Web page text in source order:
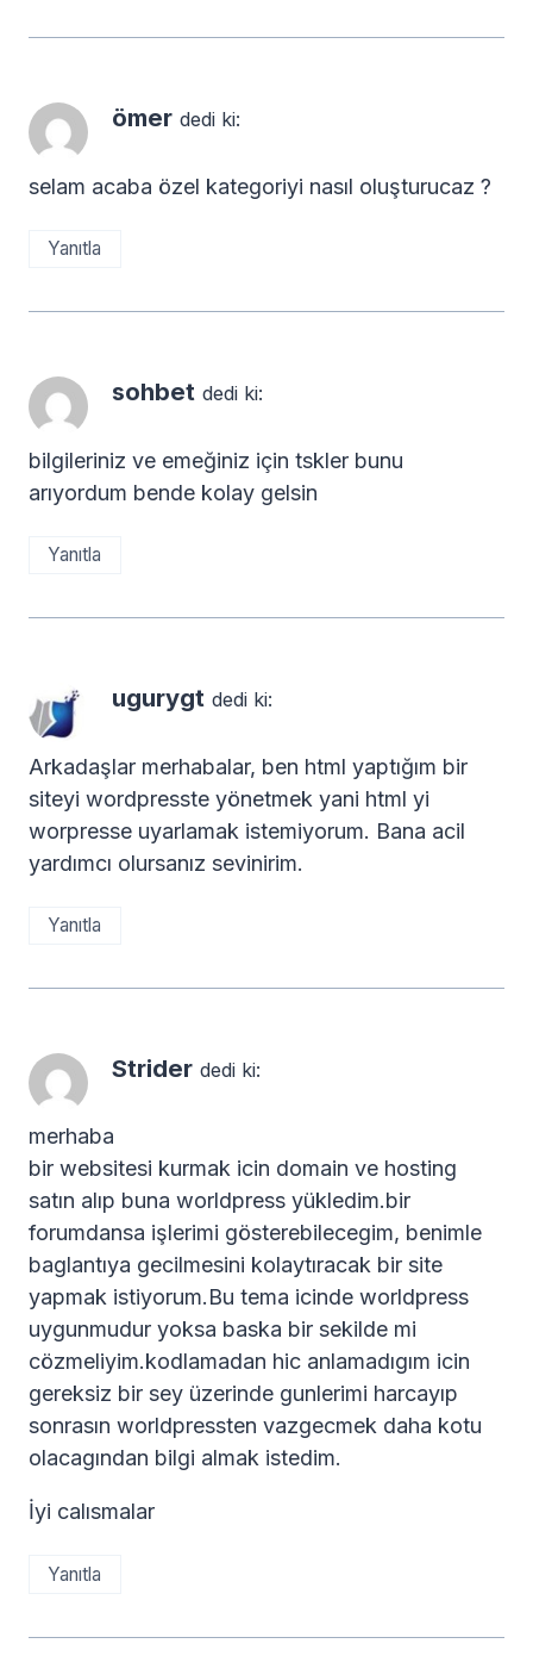
ömer dedi ki:
selam acaba özel kategoriyi nasıl oluşturucaz ?
Yanıtla
sohbet dedi ki:
bilgileriniz ve emeğiniz için tskler bunu
arıyordum bende kolay gelsin
Yanıtla
ugurygt dedi ki:
Arkadaşlar merhabalar, ben html yaptığım bir
siteyi wordpresste yönetmek yani html yi
worpresse uyarlamak istemiyorum. Bana acil
yardımcı olursanız sevinirim.
Yanıtla
Strider dedi ki:
merhaba
bir websitesi kurmak icin domain ve hosting
satın alıp buna worldpress yükledim.bir
forumdansa işlerimi gösterebilecegim, benimle
baglantıya gecilmesini kolaytıracak bir site
yapmak istiyorum.Bu tema icinde worldpress
uygunmudur yoksa baska bir sekilde mi
cözmeliyim.kodlamadan hic anlamadıgım icin
gereksiz bir sey üzerinde gunlerimi harcayıp
sonrasın worldpressten vazgecmek daha kotu
olacagından bilgi almak istedim.
İyi calısmalar
Yanıtla